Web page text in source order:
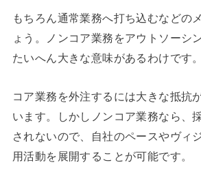
もちろん通常業務へ打ち込むなどの
ょう。ノンコア業務をアウトソーシ
たいへん大きな意味があるわけです。
コア業務を外注するには大きな抵抗
います。しかしノンコア業務なら、
されないので、自社のペースやヴィ
用活動を展開することが可能です。